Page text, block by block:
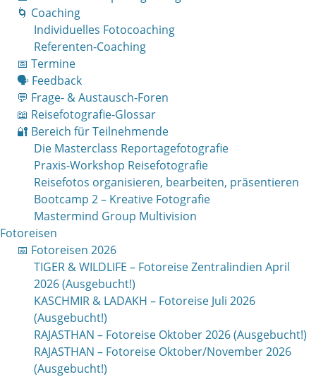
🌀 Coaching
Individuelles Fotocoaching
Referenten-Coaching
📅 Termine
🗣 Feedback
💬 Frage- & Austausch-Foren
📖 Reisefotografie-Glossar
🔐 Bereich für Teilnehmende
Die Masterclass Reportagefotografie
Praxis-Workshop Reisefotografie
Reisefotos organisieren, bearbeiten, präsentieren
Bootcamp 2 – Kreative Fotografie
Mastermind Group Multivision
Fotoreisen
📅 Fotoreisen 2026
TIGER & WILDLIFE – Fotoreise Zentralindien April
2026 (Ausgebucht!)
KASCHMIR & LADAKH – Fotoreise Juli 2026
(Ausgebucht!)
RAJASTHAN – Fotoreise Oktober 2026 (Ausgebucht!)
RAJASTHAN – Fotoreise Oktober/November 2026
(Ausgebucht!)